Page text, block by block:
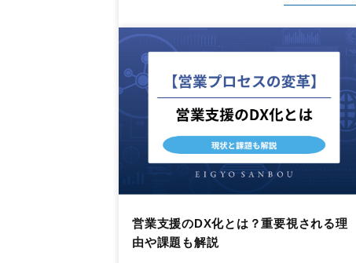
営業支援のDX化とは？重要視される理
由や課題も解説